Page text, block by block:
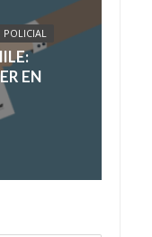
POLICIAL
EN